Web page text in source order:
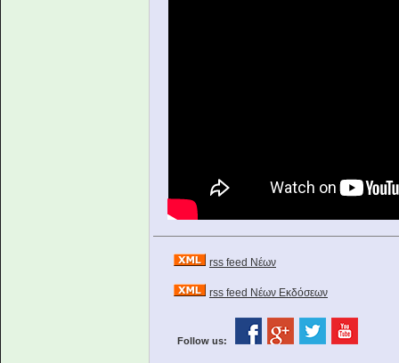
rss feed Νέων
rss feed Νέων Εκδόσεων
Follow us: